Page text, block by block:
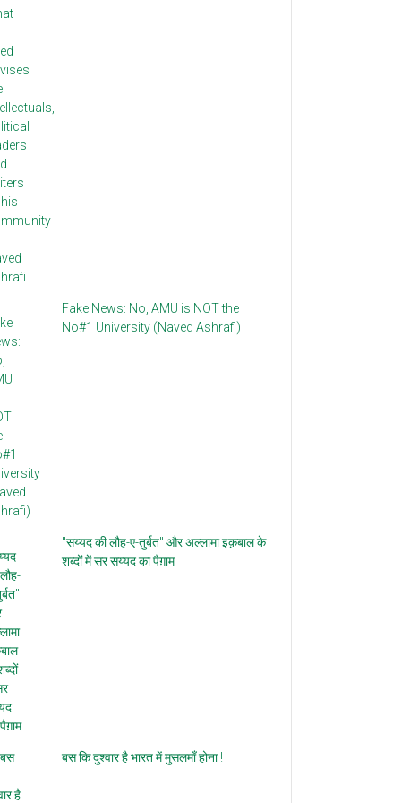
Fake News: No, AMU is NOT the
No#1 University (Naved Ashrafi)
"सय्यद की लौह-ए-तुर्बत" और अल्लामा इक़बाल के
शब्दों में सर सय्यद का पैग़ाम
बस कि दुश्वार है भारत में मुसलमाँ होना !